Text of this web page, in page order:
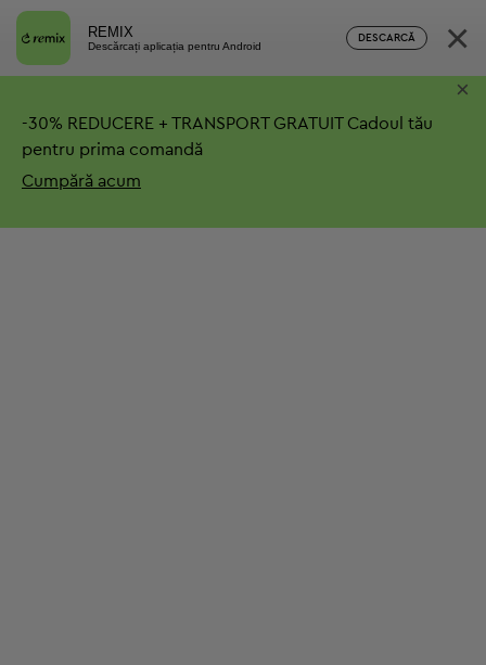
REMIX
Descărcați aplicația pentru Android
DESCARCĂ ×
-30% REDUCERE + TRANSPORT GRATUITCadoul tău
pentru prima comandă
Cumpără acum
×